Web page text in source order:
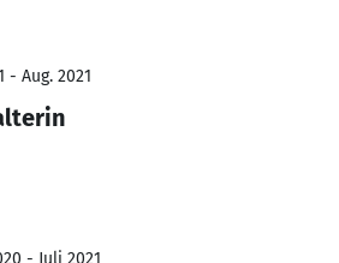
- Aug. 2021
- Juli 2021